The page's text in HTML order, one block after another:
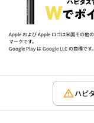
Apple および Apple ロゴは米国その他
マークです。
Google Play は Google LLC の商標です。
ハピ